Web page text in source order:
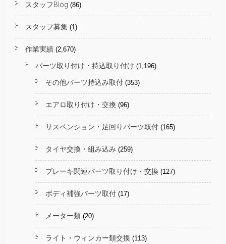
スタッフBlog (86)
スタッフ募集 (1)
作業実績 (2,670)
パーツ取り付け・持込取り付け (1,196)
その他パーツ持込み取付 (353)
エアロ取り付け・交換 (96)
サスペンション・足回りパーツ取付 (165)
タイヤ交換・組み込み (259)
ブレーキ関連パーツ取り付け・交換 (127)
ボディ補強パーツ取付 (17)
メーター類 (20)
ライト・ウィンカー類交換 (113)